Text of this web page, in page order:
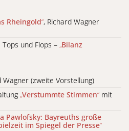
Rheingold“, Richard Wagner
und Flops – „Bilanz
Wagner (zweite Vorstellung)
„Verstummte Stimmen“ mit
Pawlofsky: Bayreuths große
im Spiegel der Presse“